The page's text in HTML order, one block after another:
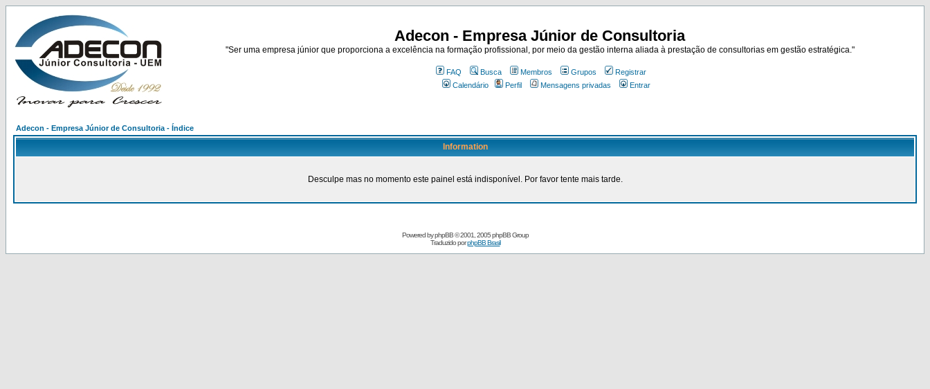
Adecon - Empresa Júnior de Consultoria
"Ser uma empresa júnior que proporciona a excelência na formação profissional, por meio da gestão interna aliada à prestação de consultorias em gestão estratégica."
FAQ Busca Membros Grupos
Registrar
Calendário
Perfil Mensagens privadas Entrar
Adecon - Empresa Júnior de Consultoria - Índice
Information
Desculpe mas no momento este painel está indisponível. Por favor tente mais tarde.
Powered byphpBB© 2001, 2005 phpBB Group
Traduzido porphpBB Brasil